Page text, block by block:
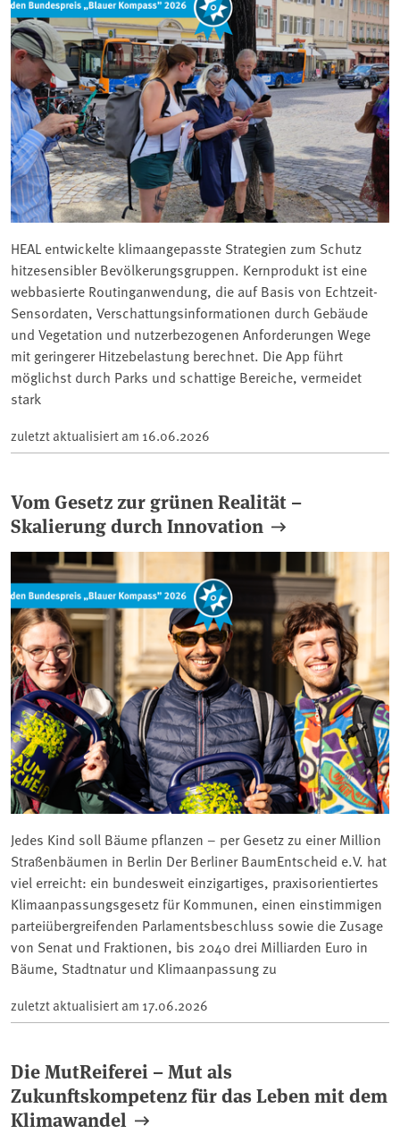
HEAL entwickelte klimaangepasste Strategien zum Schutz
hitzesensibler Bevölkerungsgruppen. Kernprodukt ist eine
webbasierte Routinganwendung, die auf Basis von Echtzeit-
Sensordaten, Verschattungsinformationen durch Gebäude
und Vegetation und nutzerbezogenen Anforderungen Wege
mit geringerer Hitzebelastung berechnet. Die App führt
möglichst durch Parks und schattige Bereiche, vermeidet
stark
zuletzt aktualisiert am 16.06.2026
Vom Gesetz zur grünen Realität –
Skalierung durch Innovation
Jedes Kind soll Bäume pflanzen – per Gesetz zu einer Million
Straßenbäumen in Berlin Der Berliner BaumEntscheid e.V. hat
viel erreicht: ein bundesweit einzigartiges, praxisorientiertes
Klimaanpassungsgesetz für Kommunen, einen einstimmigen
parteiübergreifenden Parlamentsbeschluss sowie die Zusage
von Senat und Fraktionen, bis 2040 drei Milliarden Euro in
Bäume, Stadtnatur und Klimaanpassung zu
zuletzt aktualisiert am 17.06.2026
Die MutReiferei – Mut als
Zukunftskompetenz für das Leben mit dem
Klimawandel